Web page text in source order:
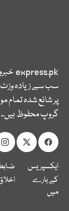
express.pk
سب سے زیادہ
پر شائع شدہ
گروپ محفوظ ہیں۔
ایکسپریس
کے بارے
میں